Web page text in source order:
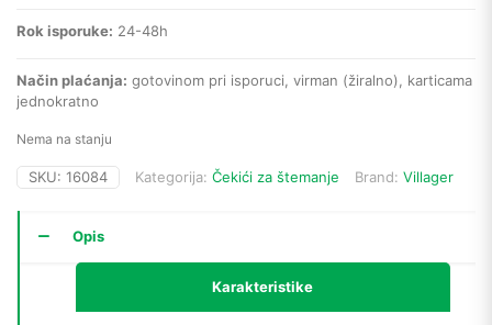
Rok isporuke: 24-48h
Način plaćanja: gotovinom pri isporuci, virman (žiralno), karticama
jednokratno
Nema na stanju
SKU: 16084 Kategorija: Čekići za štemanje Brand: Villager
Opis
Karakteristike